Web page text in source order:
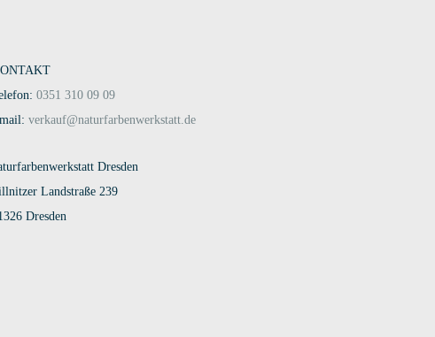
0351 310 09 09
verkauf@naturfarbenwerkstatt.de
Dresden
Landstraße 239
Dresden